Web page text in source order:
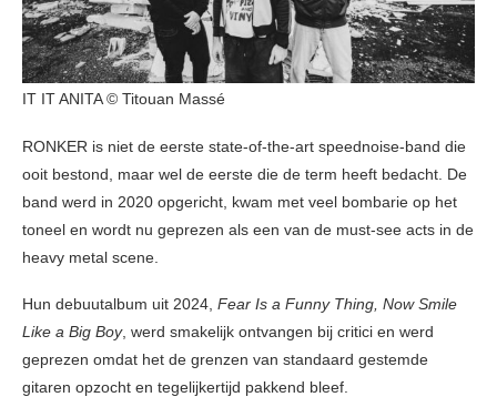
IT IT ANITA © Titouan Massé
RONKER is niet de eerste state-of-the-art speednoise-band die
ooit bestond, maar wel de eerste die de term heeft bedacht. De
band werd in 2020 opgericht, kwam met veel bombarie op het
toneel en wordt nu geprezen als een van de must-see acts in de
heavy metal scene.
Hun debuutalbum uit 2024, Fear Is a Funny Thing, Now Smile
Like a Big Boy, werd smakelijk ontvangen bij critici en werd
geprezen omdat het de grenzen van standaard gestemde
gitaren opzocht en tegelijkertijd pakkend bleef.